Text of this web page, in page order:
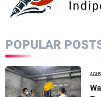
POPULAR